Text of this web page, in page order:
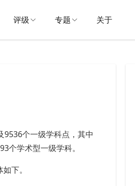
评级 专题 关于
9536个一级学科点，其中
个学术型一级学科。
下。